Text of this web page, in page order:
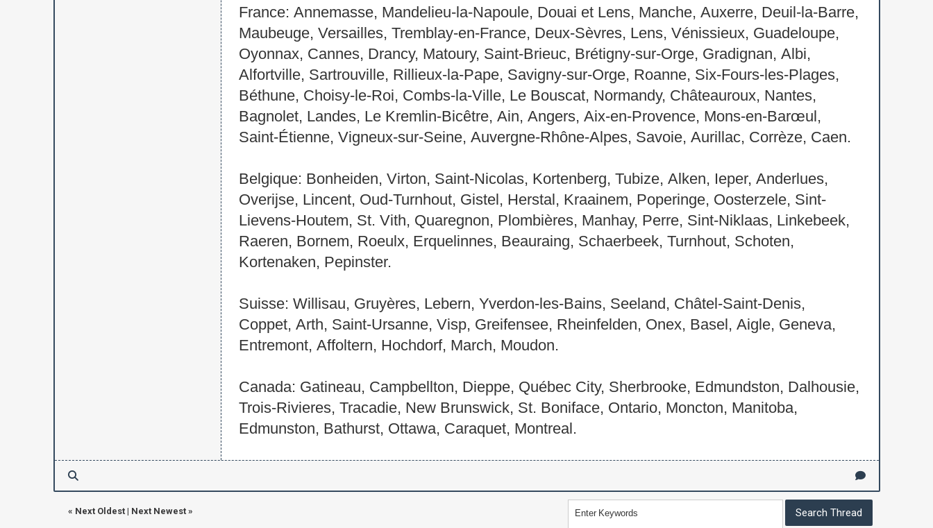
France: Annemasse, Mandelieu-la-Napoule, Douai et Lens, Manche, Auxerre, Deuil-la-Barre,
Maubeuge, Versailles, Tremblay-en-France, Deux-Sèvres, Lens, Vénissieux, Guadeloupe,
Oyonnax, Cannes, Drancy, Matoury, Saint-Brieuc, Brétigny-sur-Orge, Gradignan, Albi,
Alfortville, Sartrouville, Rillieux-la-Pape, Savigny-sur-Orge, Roanne, Six-Fours-les-Plages,
Béthune, Choisy-le-Roi, Combs-la-Ville, Le Bouscat, Normandy, Châteauroux, Nantes,
Bagnolet, Landes, Le Kremlin-Bicêtre, Ain, Angers, Aix-en-Provence, Mons-en-Barœul,
Saint-Étienne, Vigneux-sur-Seine, Auvergne-Rhône-Alpes, Savoie, Aurillac, Corrèze, Caen.
Belgique: Bonheiden, Virton, Saint-Nicolas, Kortenberg, Tubize, Alken, Ieper, Anderlues,
Overijse, Lincent, Oud-Turnhout, Gistel, Herstal, Kraainem, Poperinge, Oosterzele, Sint-
Lievens-Houtem, St. Vith, Quaregnon, Plombières, Manhay, Perre, Sint-Niklaas, Linkebeek,
Raeren, Bornem, Roeulx, Erquelinnes, Beauraing, Schaerbeek, Turnhout, Schoten,
Kortenaken, Pepinster.
Suisse: Willisau, Gruyères, Lebern, Yverdon-les-Bains, Seeland, Châtel-Saint-Denis,
Coppet, Arth, Saint-Ursanne, Visp, Greifensee, Rheinfelden, Onex, Basel, Aigle, Geneva,
Entremont, Affoltern, Hochdorf, March, Moudon.
Canada: Gatineau, Campbellton, Dieppe, Québec City, Sherbrooke, Edmundston, Dalhousie,
Trois-Rivieres, Tracadie, New Brunswick, St. Boniface, Ontario, Moncton, Manitoba,
Edmunston, Bathurst, Ottawa, Caraquet, Montreal.
« Next Oldest| Next Newest»